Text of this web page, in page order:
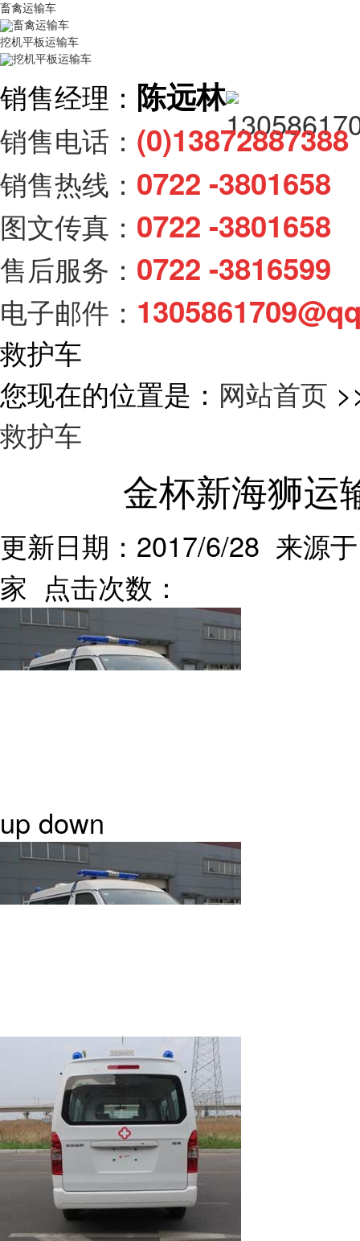
畜禽运输车
畜禽运输车
挖机平板运输车
挖机平板运输车
销售经理： 陈远林
销售电话：
销售热线： 0722 -3801658
图文传真： 0722 -3801658
售后服务： 0722 -3816599
电子邮件：
救护车
您现在的位置是： 网站首页
救护车
金杯新海狮运
更新日期：2017/6/28 来源
家 点击次数：
up down